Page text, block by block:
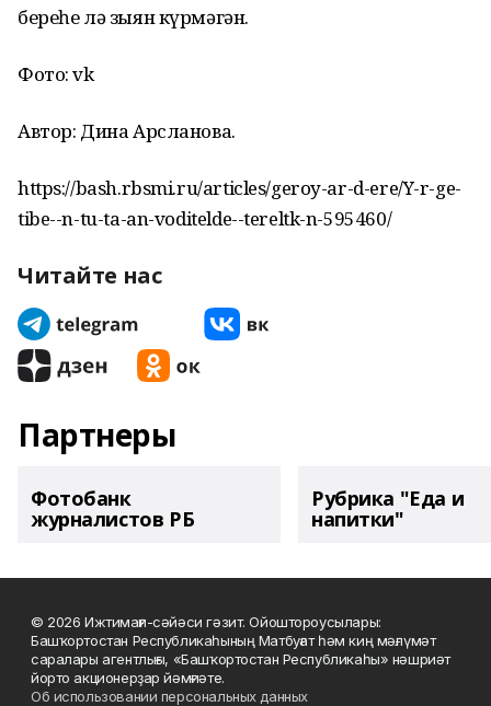
береһе лә зыян күрмәгән.
Фото: vk
Автор: Дина Арсланова.
https://bash.rbsmi.ru/articles/geroy-ar-d-ere/Y-r-ge-
tibe--n-tu-ta-an-voditelde--tereltk-n-595460/
Читайте нас
Партнеры
Фотобанк
журналистов РБ
Рубрика "Еда и
напитки"
© 2026 Ижтимағи-сәйәси гәзит. Ойоштороусылары:
Башҡортостан Республикаһының Матбуғат һәм киң мәғлүмәт
саралары агентлығы, «Башҡортостан Республикаһы» нәшриәт
йорто акционерҙар йәмғиәте.
Об использовании персональных данных